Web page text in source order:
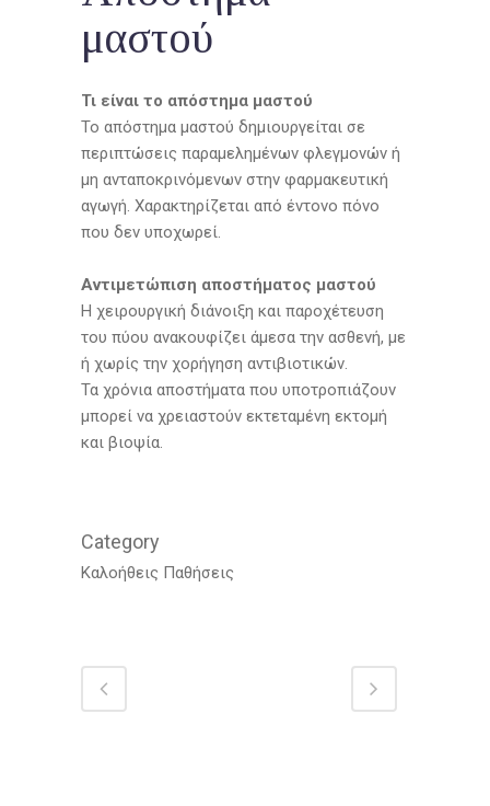
μαστού
Τι είναι το απόστημα μαστού
Το απόστημα μαστού δημιουργείται σε
περιπτώσεις παραμελημένων φλεγμονών ή
μη ανταποκρινόμενων στην φαρμακευτική
αγωγή. Χαρακτηρίζεται από έντονο πόνο
που δεν υποχωρεί.
Αντιμετώπιση αποστήματος μαστού
Η χειρουργική διάνοιξη και παροχέτευση
του πύου ανακουφίζει άμεσα την ασθενή, με
ή χωρίς την χορήγηση αντιβιοτικών.
Τα χρόνια αποστήματα που υποτροπιάζουν
μπορεί να χρειαστούν εκτεταμένη εκτομή
και βιοψία.
Category
Καλοήθεις Παθήσεις